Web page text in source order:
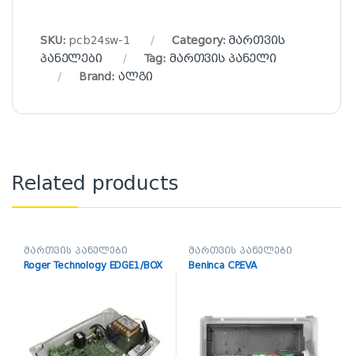
SKU: pcb24sw-1 Category:მართვის
პანელები
Tag: მართვის პანელი
Brand: ალგი
Related products
მართვის პანელები
Roger Technology EDGE1/BOX
მართვის პანელები
Beninca CP.EVA